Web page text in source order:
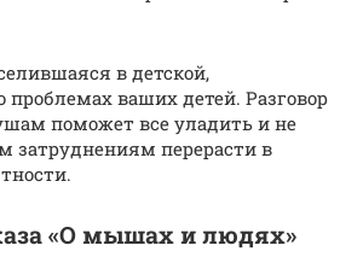
в детской,
проблемах ваших детей. Разговор
поможет все уладить и не
затруднениям перерасти в
«О мышах и людях»